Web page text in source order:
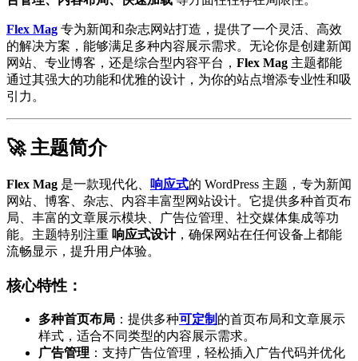
Flex Mag 专为新闻和杂志网站打造，提供了一个灵活、高效
的解决方案，能够满足多种内容展示需求。无论你是创建新闻
网站、专业博客，还是综合型内容平台， Flex Mag 主题都能
通过其强大的功能和优雅的设计，为你的站点增添专业性和吸
引力。
🚀 主题简介
Flex Mag 是一款现代化、 响应式的 WordPress 主题，专为新闻
网站、博客、杂志、内容丰富型网站设计。它提供多种首页布
局、丰富的文章展示模块、广告位管理、社交媒体集成等功
能。主题特别注重 响应式设计，确保网站在任何设备上都能
流畅显示，提升用户体验。
核心特性：
多种首页布局 ：提供多种可定制 的首页布局和文章展示
样式，适合不同类型的内容展示需求。
广告管理 ：支持广告位管理，轻松插入广告代码并优化